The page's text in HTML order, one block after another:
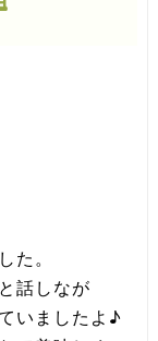
。
話しなが
いましたよ♪